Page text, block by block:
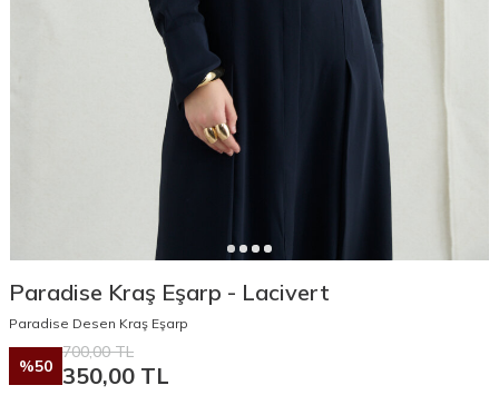
Paradise Kraş Eşarp - Lacivert
Paradise Desen Kraş Eşarp
%50
700,00TL
350,00 TL